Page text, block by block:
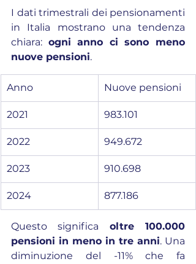
I dati trimestrali dei pensionamenti
in Italia mostrano una tendenza
chiara: ogni anno ci sono meno
nuove pensioni.
Anno Nuove pensioni
2021 983.101
2022 949.672
2023 910.698
2024 877.186
Questo significa oltre 100.000
pensioni in meno in tre anni. Una
diminuzione del -11% che fa